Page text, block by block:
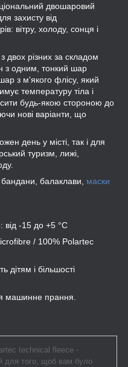
двошаровий
захисту від
вітру, холоду, сонця і
двох різних за складом
з одним, тонкий шар
з м'якого флісу, який
температуру тіла і
будь-якою стороною до
нові варіанти, що
день у місті, так і для
туризм, лижі,
балаклави, маски
-15 до +5 °C
/ 100% Polartec
дітям і більшості
машинне прання.
technical fleece -
для того, щоб вам було